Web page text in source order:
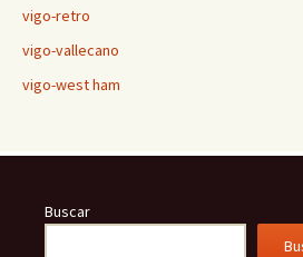
vigo-retro
vigo-vallecano
vigo-west ham
Buscar